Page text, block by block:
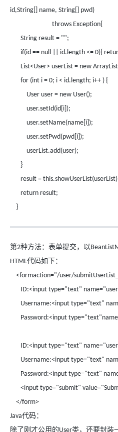
id,String[] name, String[] pwd)
throws Exception{
String result = "";
if(id == null || id.length <= 0){
List<User> userList = new
for (int i = 0; i < id.length; i++ ) {
User user = new User();
user.setId(id[i]);
user.setName(name[i]);
user.setPwd(pwd[i]);
userList.add(user);
}
result =
return result;
}
第2种方法：表单提交，以
HTML代码如下：
<formaction="/user/
ID:<input type="text"
Username:<input type="text"
Password:<input
ID:<input type="text"
Username:<input type="text"
Password:<input type="text"
<input type="submit"
</form>
Java代码：
除了刚才公用的User类，还要封装